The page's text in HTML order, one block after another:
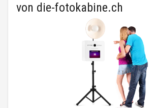
von die-fotokabine.ch